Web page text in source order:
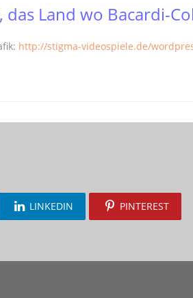
das Land wo Bacardi-
http://stigma-videospiele.de/
LINKEDIN PINTEREST